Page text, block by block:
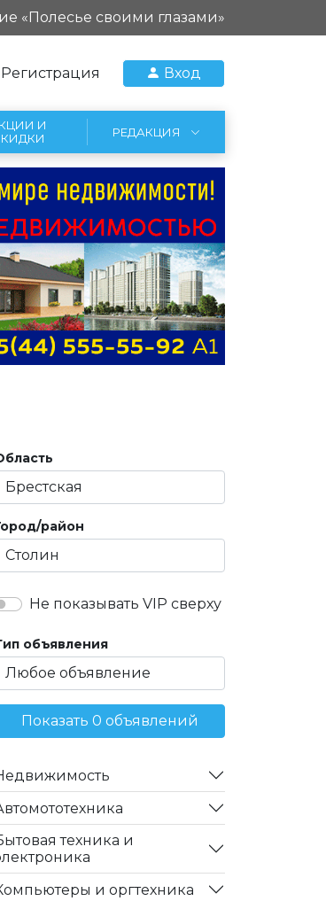
«Полесье своими глазами»
Регистрация Вход
И
РЕДАКЦИЯ
район
Не показывать VIP сверху
объявления
Показать 0 объявлений
техника и
и оргтехника